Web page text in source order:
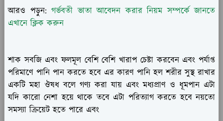
আরও পড়ুন: গর্ভবতী ভাতা আবেদন করার নিয়ম সম্পর্কে জানতে
এখানে ক্লিক করুন
শাক সবজি এবং ফলমূল বেশি বেশি খারাপ চেষ্টা করবেন এবং পর্যাপ্ত
পরিমাণে পানি পান করতে হবে এর কারণ পানি হল শরীর সুস্থ রাখার
একটি মহা ঔষধ বলে গণ্য করা যায় এবং মধ্যপ্রাণ ও ধূমপান এটা
যদি কারো নেশা হয়ে থাকে তবে এটা পরিত্যাগ করতে হবে নয়তো
সমস্যা ক্রিয়েট হতে পারে এবং